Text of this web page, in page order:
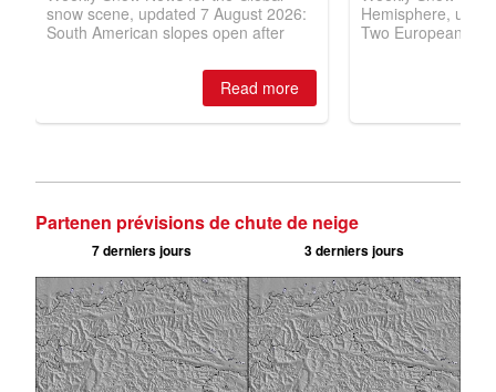
Partenen prévisions de chute de neige
7 derniers jours 3 derniers jours